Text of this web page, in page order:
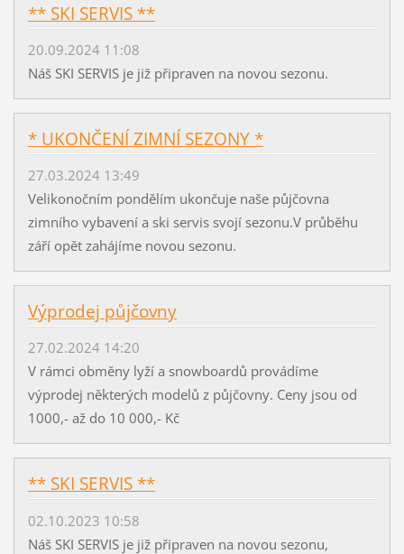
** SKI SERVIS **
20.09.2024 11:08
Náš SKI SERVIS je již připraven na novou sezonu.
* UKONČENÍ ZIMNÍ SEZONY *
27.03.2024 13:49
Velikonočním pondělím ukončuje naše půjčovna
zimního vybavení a ski servis svojí sezonu.V průběhu
září opět zahájíme novou sezonu.
Výprodej půjčovny
27.02.2024 14:20
V rámci obměny lyží a snowboardů provádíme
výprodej některých modelů z půjčovny. Ceny jsou od
1000,- až do 10 000,- Kč
** SKI SERVIS **
02.10.2023 10:58
Náš SKI SERVIS je již připraven na novou sezonu,